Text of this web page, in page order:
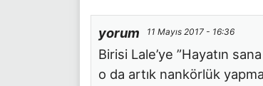
yorum 11 Mayıs 2017 - 16:36
Birisi Lale’ye ”Hayatın
o da artık nankörlük